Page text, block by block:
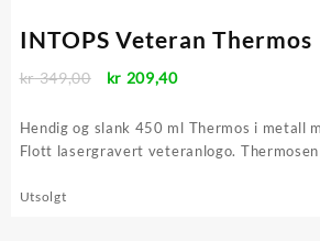
INTOPS Veteran Thermos
kr349,00
Opprinnelig
var:
kr 349,00.
kr 209,40Nåværende
er:
kr 209,40.
Hendig og slank 450 ml Thermos i metall
Flott lasergravert veteranlogo.
Utsolgt